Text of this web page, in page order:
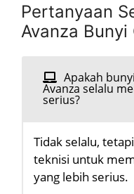
Pertanyaan
Avanza
Apakah
Avanza selalu
serius?
Tidak selalu,
teknisi untuk
yang lebih serius.